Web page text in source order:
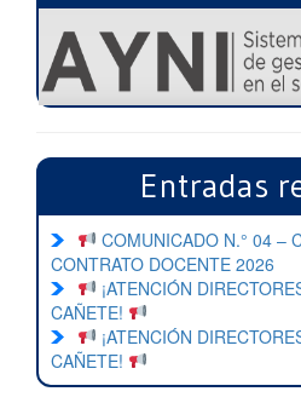
Entradas
COMUNICADO N.° 04 –
CONTRATO DOCENTE 2026
¡ATENCIÓN
CAÑETE!
¡ATENCIÓN
CAÑETE!